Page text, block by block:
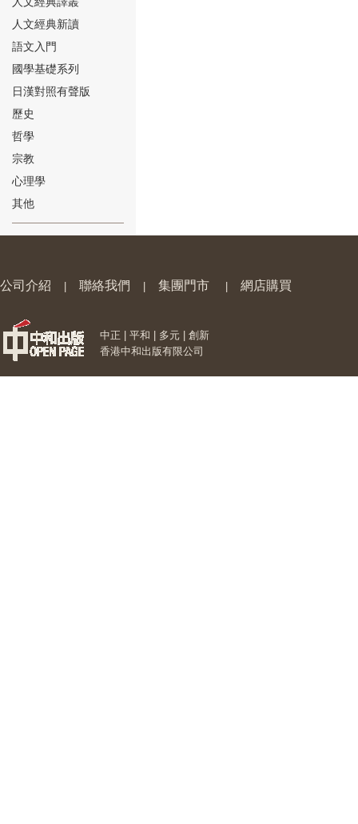
⑱
⑳
人文經典新讀
語文入門
國學基礎系列
日漢對照有聲版
歷史
哲學
宗教
心理學
其他
公司介紹 聯絡我們 集團門市 網店購買
中正 | 平和 | 多元 | 創新
香港中和出版有限公司